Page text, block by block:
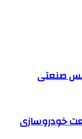
صنعتی
خودروسازی